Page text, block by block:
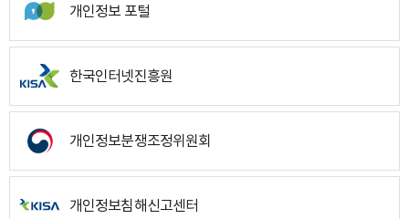
개인정보 포털
한국인터넷진흥원
개인정보분쟁조정위원회
개인정보침해신고센터